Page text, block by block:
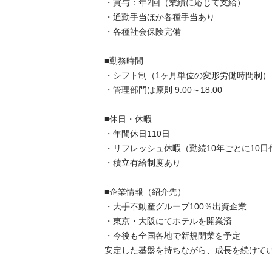
・賞与：年2回（業績に応じて支給）
・通勤手当ほか各種手当あり
・各種社会保険完備
■勤務時間
・シフト制（1ヶ月単位の変形労働時間制）
・管理部門は原則 9:00～18:00
■休日・休暇
・年間休日110日
・リフレッシュ休暇（勤続10年ごとに10日
・積立有給制度あり
■企業情報（紹介先）
・大手不動産グループ100％出資企業
・東京・大阪にてホテルを開業済
・今後も全国各地で新規開業を予定
安定した基盤を持ちながら、成長を続けて